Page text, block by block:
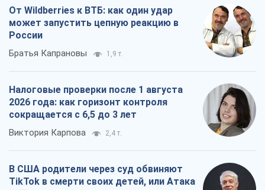
От Wildberries к ВТБ: как один удар
может запустить цепную реакцию в
России
Братья Капрановы 1,9 т.
Налоговые проверки после 1 августа
2026 года: как горизонт контроля
сокращается с 6,5 до 3 лет
Виктория Карпова 2,4 т.
В США родители через суд обвиняют
TikTok в смерти своих детей, или Атака